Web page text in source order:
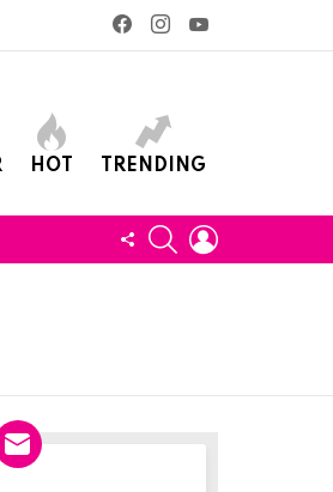
facebookinstagram
HOT TRENDING
FOLLOWSEARCH